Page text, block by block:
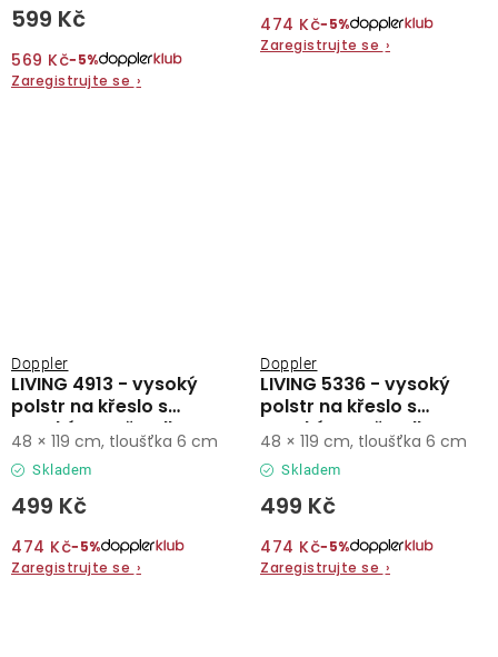
599 Kč
569 Kč−5%
Zaregistrujte se ›
474 Kč−5%
Zaregistrujte se ›
LIVING 4913 - vysoký
polstr na křeslo s
vysokým opěradlem
Doppler
Skladem
499 Kč
474 Kč−5%
Zaregistrujte se ›
48 × 119 cm, tloušťka 6 cm
LIVING 5336 - vysoký
polstr na křeslo s
vysokým opěradlem
Doppler
Skladem
499 Kč
474 Kč−5%
Zaregistrujte se ›
48 × 119 cm, tloušťka 6 cm